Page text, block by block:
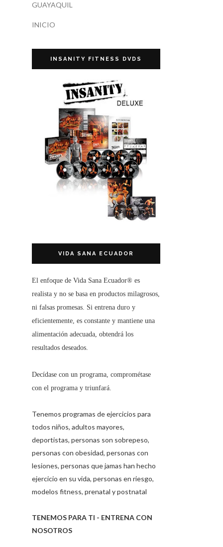
GUAYAQUIL
INICIO
INSANITY FITNESS DVDS
VIDA SANA ECUADOR
El enfoque de Vida Sana Ecuador® es
realista y no se basa en productos milagrosos,
ni falsas promesas. Si entrena duro y
eficientemente, es constante y mantiene una
alimentación adecuada, obtendrá los
resultados deseados.
Decídase con un programa, comprométase
con el programa y triunfará.
Tenemos programas de ejercicios para
todos niños, adultos mayores,
deportistas, personas son sobrepeso,
personas con obesidad, personas con
lesiones, personas que jamas han hecho
ejercicio en su vida, personas en riesgo,
modelos fitness, prenatal y postnatal
TENEMOS PARA TI - ENTRENA CON
NOSOTROS